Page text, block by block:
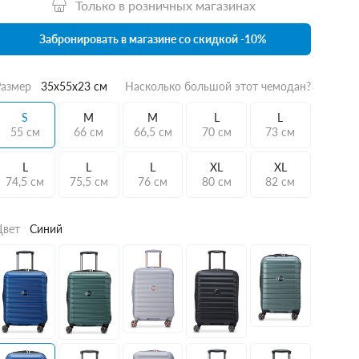
Только в розничных магазинах
Забронировать в магазине со скидкой -10%
35x55x23 см Насколько большой этот чемодан?
S
55 см
M
66 см
M
66,5 см
L
70 см
L
73 см
L
74,5 см
L
75,5 см
L
76 см
XL
80 см
XL
82 см
Синий